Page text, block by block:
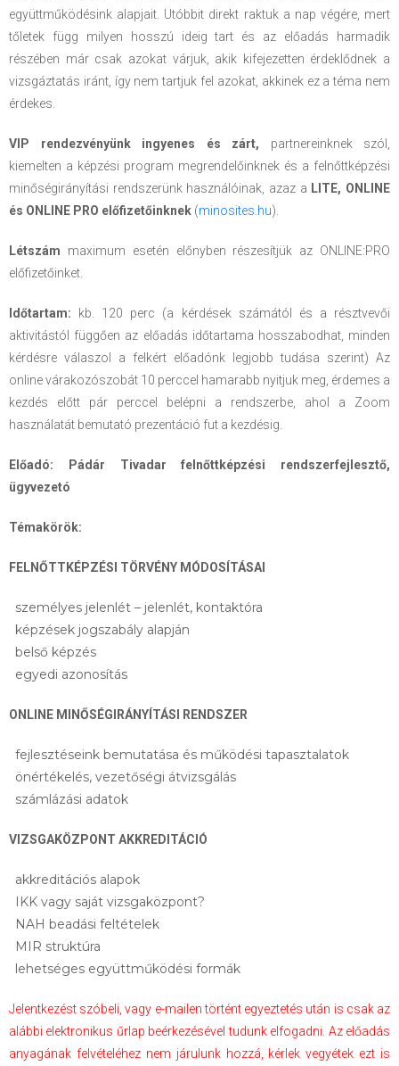
együttműködésink alapjait. Utóbbit direkt raktuk a nap végére, mert
tőletek függ milyen hosszú ideig tart és az előadás harmadik
részében már csak azokat várjuk, akik kifejezetten érdeklődnek a
vizsgáztatás iránt, így nem tartjuk fel azokat, akkinek ez a téma nem
érdekes.
VIP rendezvényünk ingyenes és zárt, partnereinknek szól,
kiemelten a képzési program megrendelőinknek és a felnőttképzési
minőségirányítási rendszerünk használóinak, azaz a LITE, ONLINE
és ONLINE PRO előfizetőinknek (minosites.hu).
Létszám maximum esetén előnyben részesítjük az ONLINE:PRO
előfizetőinket.
Időtartam: kb. 120 perc (a kérdések számától és a résztvevői
aktivitástól függően az előadás időtartama hosszabodhat, minden
kérdésre válaszol a felkért előadónk legjobb tudása szerint) Az
online várakozószobát 10 perccel hamarabb nyitjuk meg, érdemes a
kezdés előtt pár perccel belépni a rendszerbe, ahol a Zoom
használatát bemutató prezentáció fut a kezdésig.
Előadó: Pádár Tivadar felnőttképzési rendszerfejlesztő,
ügyvezetó
Témakörök:
FELNŐTTKÉPZÉSI TÖRVÉNY MÓDOSÍTÁSAI
személyes jelenlét – jelenlét, kontaktóra
képzések jogszabály alapján
belső képzés
egyedi azonosítás
ONLINE MINŐSÉGIRÁNYÍTÁSI RENDSZER
fejlesztéseink bemutatása és működési tapasztalatok
önértékelés, vezetőségi átvizsgálás
számlázási adatok
VIZSGAKÖZPONT AKKREDITÁCIÓ
akkreditációs alapok
IKK vagy saját vizsgaközpont?
NAH beadási feltételek
MIR struktúra
lehetséges együttműködési formák
Jelentkezést szóbeli, vagy e-mailen történt egyeztetés után is csak az
alábbi elektronikus űrlap beérkezésével tudunk elfogadni. Az előadás
anyagának felvételéhez nem járulunk hozzá, kérlek vegyétek ezt is